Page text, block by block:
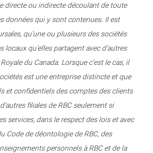
directe ou indirecte découlant de toute
données qui y sont contenues. Il est
qu’une ou plusieurs des sociétés
locaux qu’elles partagent avec d’autres
du Canada. Lorsque c’est le cas, il
est une entreprise distincte et que
et confidentiels des comptes des clients
filiales de RBC seulement si
services, dans le respect des lois et avec
Code de déontologie de RBC, des
personnels à RBC et de la